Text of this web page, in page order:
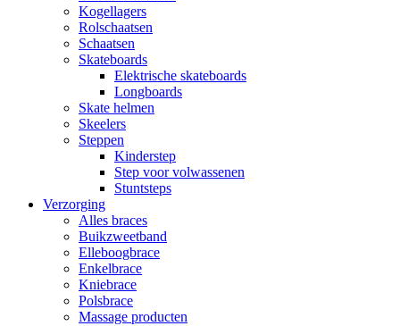
Kogellagers
Rolschaatsen
Schaatsen
Skateboards
Elektrische skateboards
Longboards
Skate helmen
Skeelers
Steppen
Kinderstep
Step voor volwassenen
Stuntsteps
Verzorging
Alles braces
Buikzweetband
Elleboogbrace
Enkelbrace
Kniebrace
Polsbrace
Massage producten